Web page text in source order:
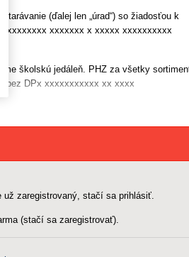
(ďalej len „úrad“) so žiadosťou k
xxxxxxx x xxxxx xxxxxxxxxx
školskú jedáleň. PHZ za všetky
bez DPx xxxxxxxxxxx xx xxxx
už zaregistrovaný, stačí sa prihlásiť.
(stačí sa zaregistrovať).